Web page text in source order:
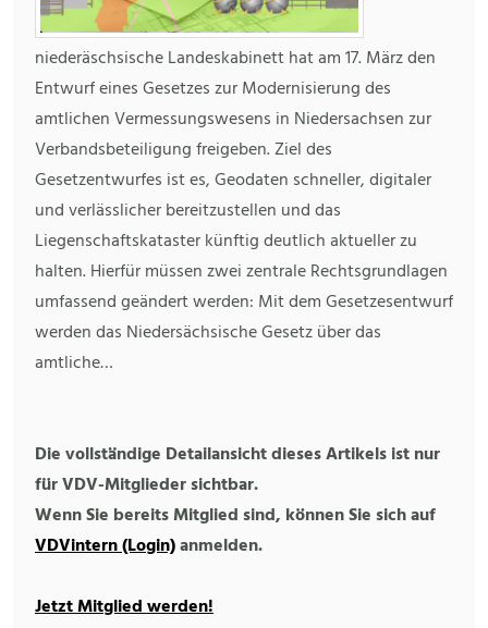
niederäschsische Landeskabinett hat am 17. März den
Entwurf eines Gesetzes zur Modernisierung des
amtlichen Vermessungswesens in Niedersachsen zur
Verbandsbeteiligung freigeben. Ziel des
Gesetzentwurfes ist es, Geodaten schneller, digitaler
und verlässlicher bereitzustellen und das
Liegenschaftskataster künftig deutlich aktueller zu
halten. Hierfür müssen zwei zentrale Rechtsgrundlagen
umfassend geändert werden: Mit dem Gesetzesentwurf
werden das Niedersächsische Gesetz über das
amtliche…
Die vollständige Detailansicht dieses Artikels ist nur
für VDV-Mitglieder sichtbar.
Wenn Sie bereits Mitglied sind, können Sie sich auf
VDVintern (Login)anmelden.
Jetzt Mitglied werden!